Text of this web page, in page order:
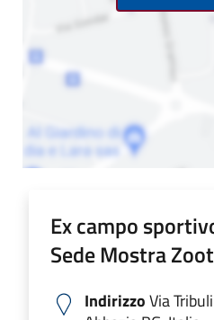
Ex campo
Sede Mostra
IndirizzoVia